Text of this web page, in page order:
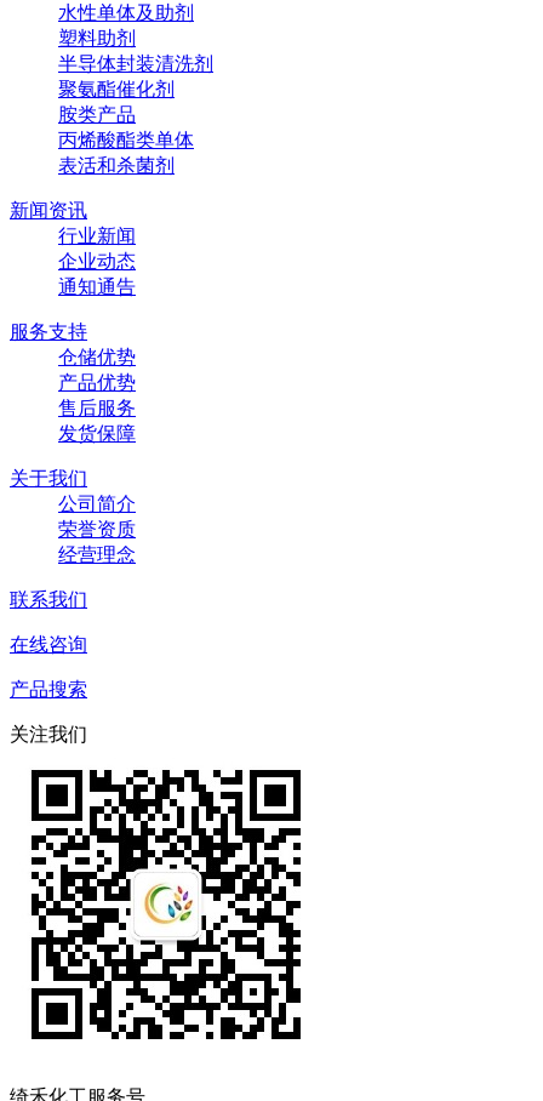
水性单体及助剂
塑料助剂
半导体封装清洗剂
聚氨酯催化剂
胺类产品
丙烯酸酯类单体
表活和杀菌剂
新闻资讯
行业新闻
企业动态
通知通告
服务支持
仓储优势
产品优势
售后服务
发货保障
关于我们
公司简介
荣誉资质
经营理念
联系我们
在线咨询
产品搜索
关注我们
绮禾化工服务号